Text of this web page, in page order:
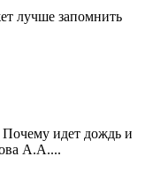
лучше запомнить
идет дождь и
А.А....